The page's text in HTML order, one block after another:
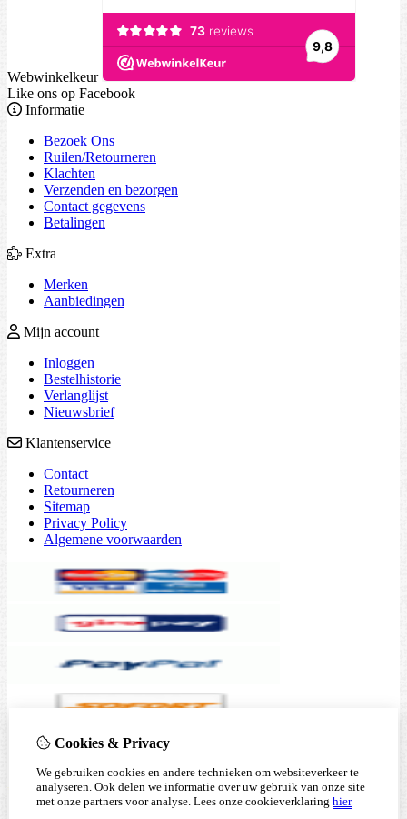
Webwinkelkeur
Like ons op Facebook
Informatie
Bezoek Ons
Ruilen/Retourneren
Klachten
Verzenden en bezorgen
Contact gegevens
Betalingen
Extra
Merken
Aanbiedingen
Mijn account
Inloggen
Bestelhistorie
Verlanglijst
Nieuwsbrief
Klantenservice
Contact
Retourneren
Sitemap
Privacy Policy
Algemene voorwaarden
Cookies & Privacy
We gebruiken cookies en andere technieken om websiteverkeer te
analyseren. Ook delen we informatie over uw gebruik van onze site
met onze partners voor analyse. Lees onze cookieverklaring hier